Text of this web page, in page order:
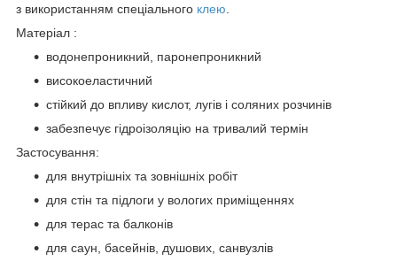
з використанням спеціального клею
Матеріал :
водонепроникний, паронепроникний
високоеластичний
стійкий до впливу кислот, лугів і соляних розчинів
забезпечує гідроізоляцію на тривалий термін
Застосування:
для внутрішніх та зовнішніх робіт
для стін та підлоги у вологих приміщеннях
для терас та балконів
для саун, басейнів, душових, санвузлів